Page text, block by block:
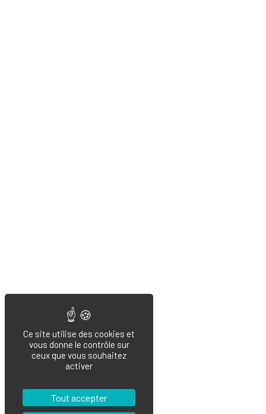
Ce site utilise des cookies et
vous donne le contrôle sur
ceux que vous souhaitez
activer
Tout accepter